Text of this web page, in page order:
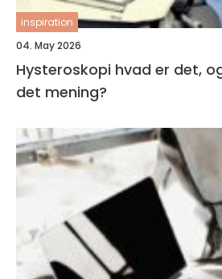
inspiration
04. May 2026
Hysteroskopi hvad er det, og hvornår giver
det mening?